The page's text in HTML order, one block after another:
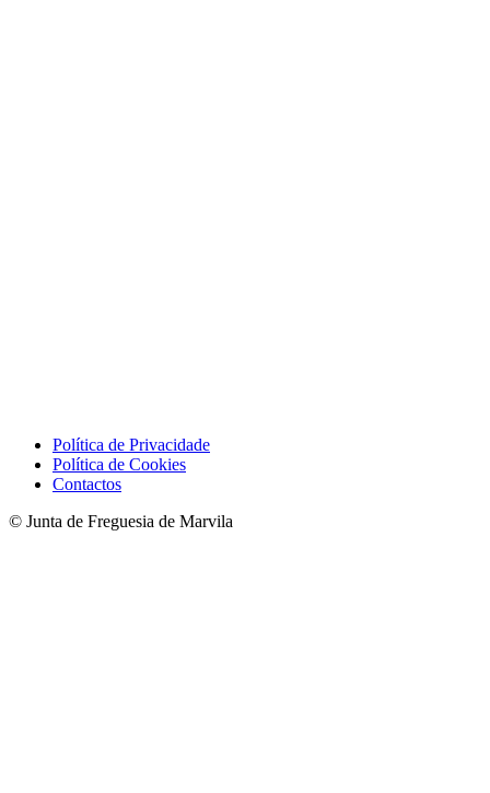
Política de Privacidade
Política de Cookies
Contactos
© Junta de Freguesia de Marvila